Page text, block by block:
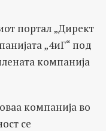
портал „Директ
„4иГ“ под
компанија
компанија во
се